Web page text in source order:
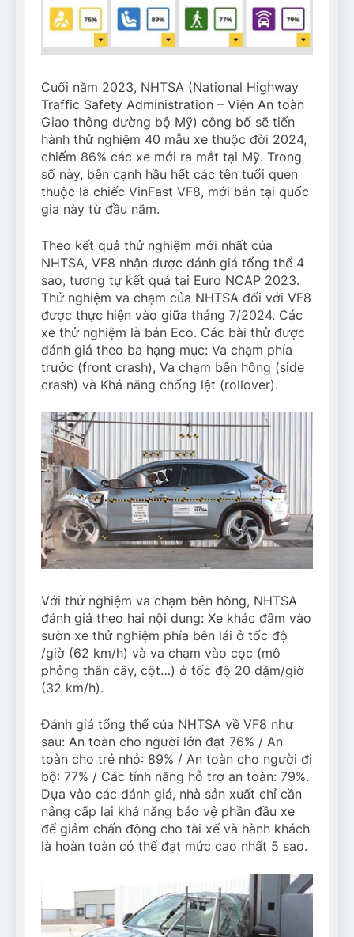
Cuối năm 2023, NHTSA (National Highway
Traffic Safety Administration – Viện An toàn
Giao thông đường bộ Mỹ) công bố sẽ tiến
hành thử nghiệm 40 mẫu xe thuộc đời 2024,
chiếm 86% các xe mới ra mắt tại Mỹ. Trong
số này, bên cạnh hầu hết các tên tuổi quen
thuộc là chiếc VinFast VF8, mới bán tại quốc
gia này từ đầu năm.
Theo kết quả thử nghiệm mới nhất của
NHTSA, VF8 nhận được đánh giá tổng thể 4
sao, tương tự kết quả tại Euro NCAP 2023.
Thử nghiệm va chạm của NHTSA đối với VF8
được thực hiện vào giữa tháng 7/2024. Các
xe thử nghiệm là bản Eco. Các bài thử được
đánh giá theo ba hạng mục: Va chạm phía
trước (front crash), Va chạm bên hông (side
crash) và Khả năng chống lật (rollover).
Với thử nghiệm va chạm bên hông, NHTSA
đánh giá theo hai nội dung: Xe khác đâm vào
sườn xe thử nghiệm phía bên lái ở tốc độ
/giờ (62 km/h) và va chạm vào cọc (mô
phỏng thân cây, cột…) ở tốc độ 20 dặm/giờ
(32 km/h).
Đánh giá tổng thể của NHTSA về VF8 như
sau: An toàn cho người lớn đạt 76% / An
toàn cho trẻ nhỏ: 89% / An toàn cho người đi
bộ: 77% / Các tính năng hỗ trợ an toàn: 79%.
Dựa vào các đánh giá, nhà sản xuất chỉ cần
nâng cấp lại khả năng bảo vệ phần đầu xe
để giảm chấn động cho tài xế và hành khách
là hoàn toàn có thể đạt mức cao nhất 5 sao.